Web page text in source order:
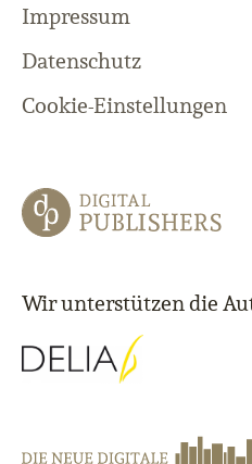
Impressum
Datenschutz
Cookie-Einstellungen
Wir unterstützen die